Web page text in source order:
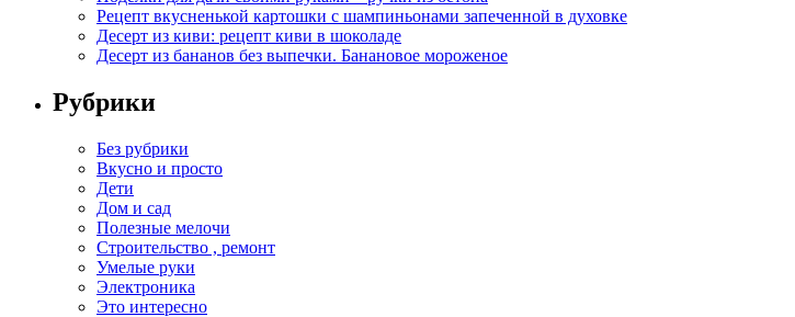
Рецепт вкусненькой картошки с шампиньонами запеченной в духовке
Десерт из киви: рецепт киви в шоколаде
Десерт из бананов без выпечки. Банановое мороженое
Рубрики
Без рубрики
Вкусно и просто
Дети
Дом и сад
Полезные мелочи
Строительство , ремонт
Умелые руки
Электроника
Это интересно